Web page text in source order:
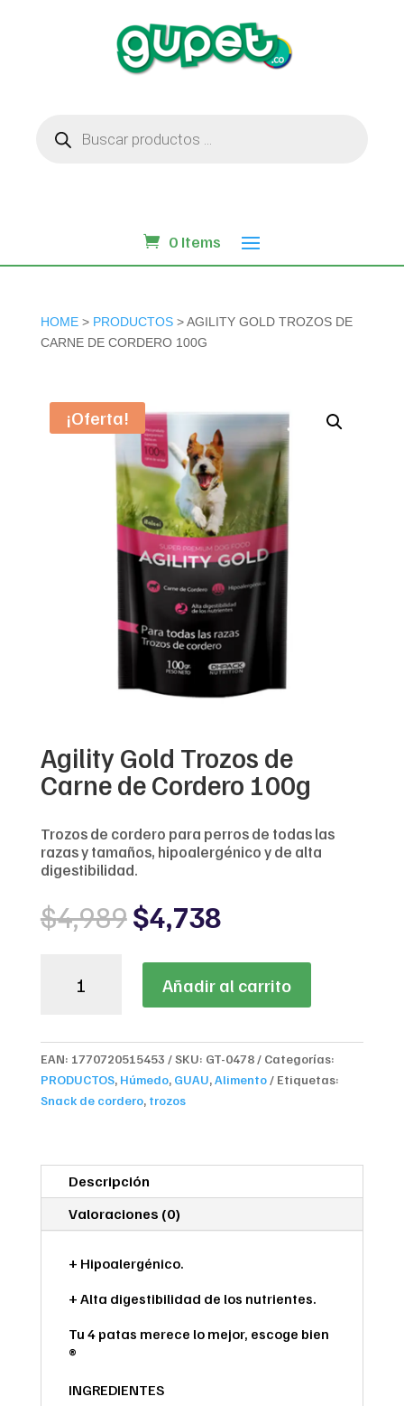
productos
0 Items
HOME> PRODUCTOS> AGILITY GOLD TROZOS DE
CARNE DE CORDERO 100G
¡Oferta!
Agility Gold Trozos de
Carne de Cordero 100g
Trozos de cordero para perros de todas las
razas y tamaños, hipoalergénico y de alta
digestibilidad.
$4,989Original
price
was:
$4,989.
$4,738Current
price
is:
$4,738.
Carne
de
Cordero
100g
Añadir al carrito
EAN: 1770720515453 SKU: GT-0478
Categorías:
PRODUCTOS, Húmedo, GUAU,Alimento
Etiquetas:
Snack de cordero, trozos
Descripción
Valoraciones (0)
+ Hipoalergénico.
+ Alta digestibilidad de los nutrientes.
Tu 4 patas merece lo mejor, escoge bien
®
INGREDIENTES